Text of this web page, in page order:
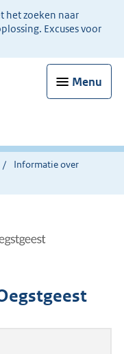
het zoeken naar
Excuses voor
Menu
Informatie over